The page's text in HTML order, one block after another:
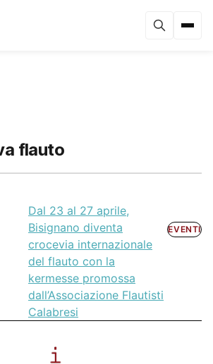
flauto
Dal 23 al 27 aprile,
Bisignano diventa
crocevia internazionale
del flauto con la
kermesse promossa
dall’Associazione Flautisti
Calabresi
EVENTI